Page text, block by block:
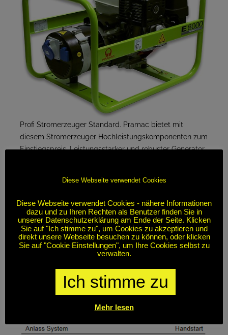
Profi Stromerzeuger Standard. Pramac bietet mit
diesem Stromerzeuger Hochleistungskomponenten zum
Einstiegspreis. Leistungsstarker und robuster Generator,
Diese Webseite verwendet Cookies
Diese Webseite verwendet Cookies - nähere Informationen
dazu und zu Ihren Rechten als Benutzer finden Sie in
unserer Datenschutzerklärung am Ende der Seite. Klicken
Sie auf "Ich stimme zu", um Cookies zu akzeptieren und
direkt unsere Webseite besuchen zu können, oder klicken
Sie auf "Cookie Einstellungen", um Ihre Cookies selbst zu
verwalten.
Ich stimme zu
Mehr lesen